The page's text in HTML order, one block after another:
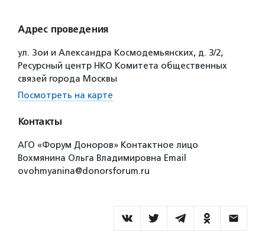
Адрес проведения
ул. Зои и Александра Космодемьянских, д. 3/2,
Ресурсный центр НКО Комитета общественных
связей города Москвы
Посмотреть на карте
Контакты
АГО «Форум Доноров» Контактное лицо
Вохмянина Ольга Владимировна Email
ovohmyanina@donorsforum.ru